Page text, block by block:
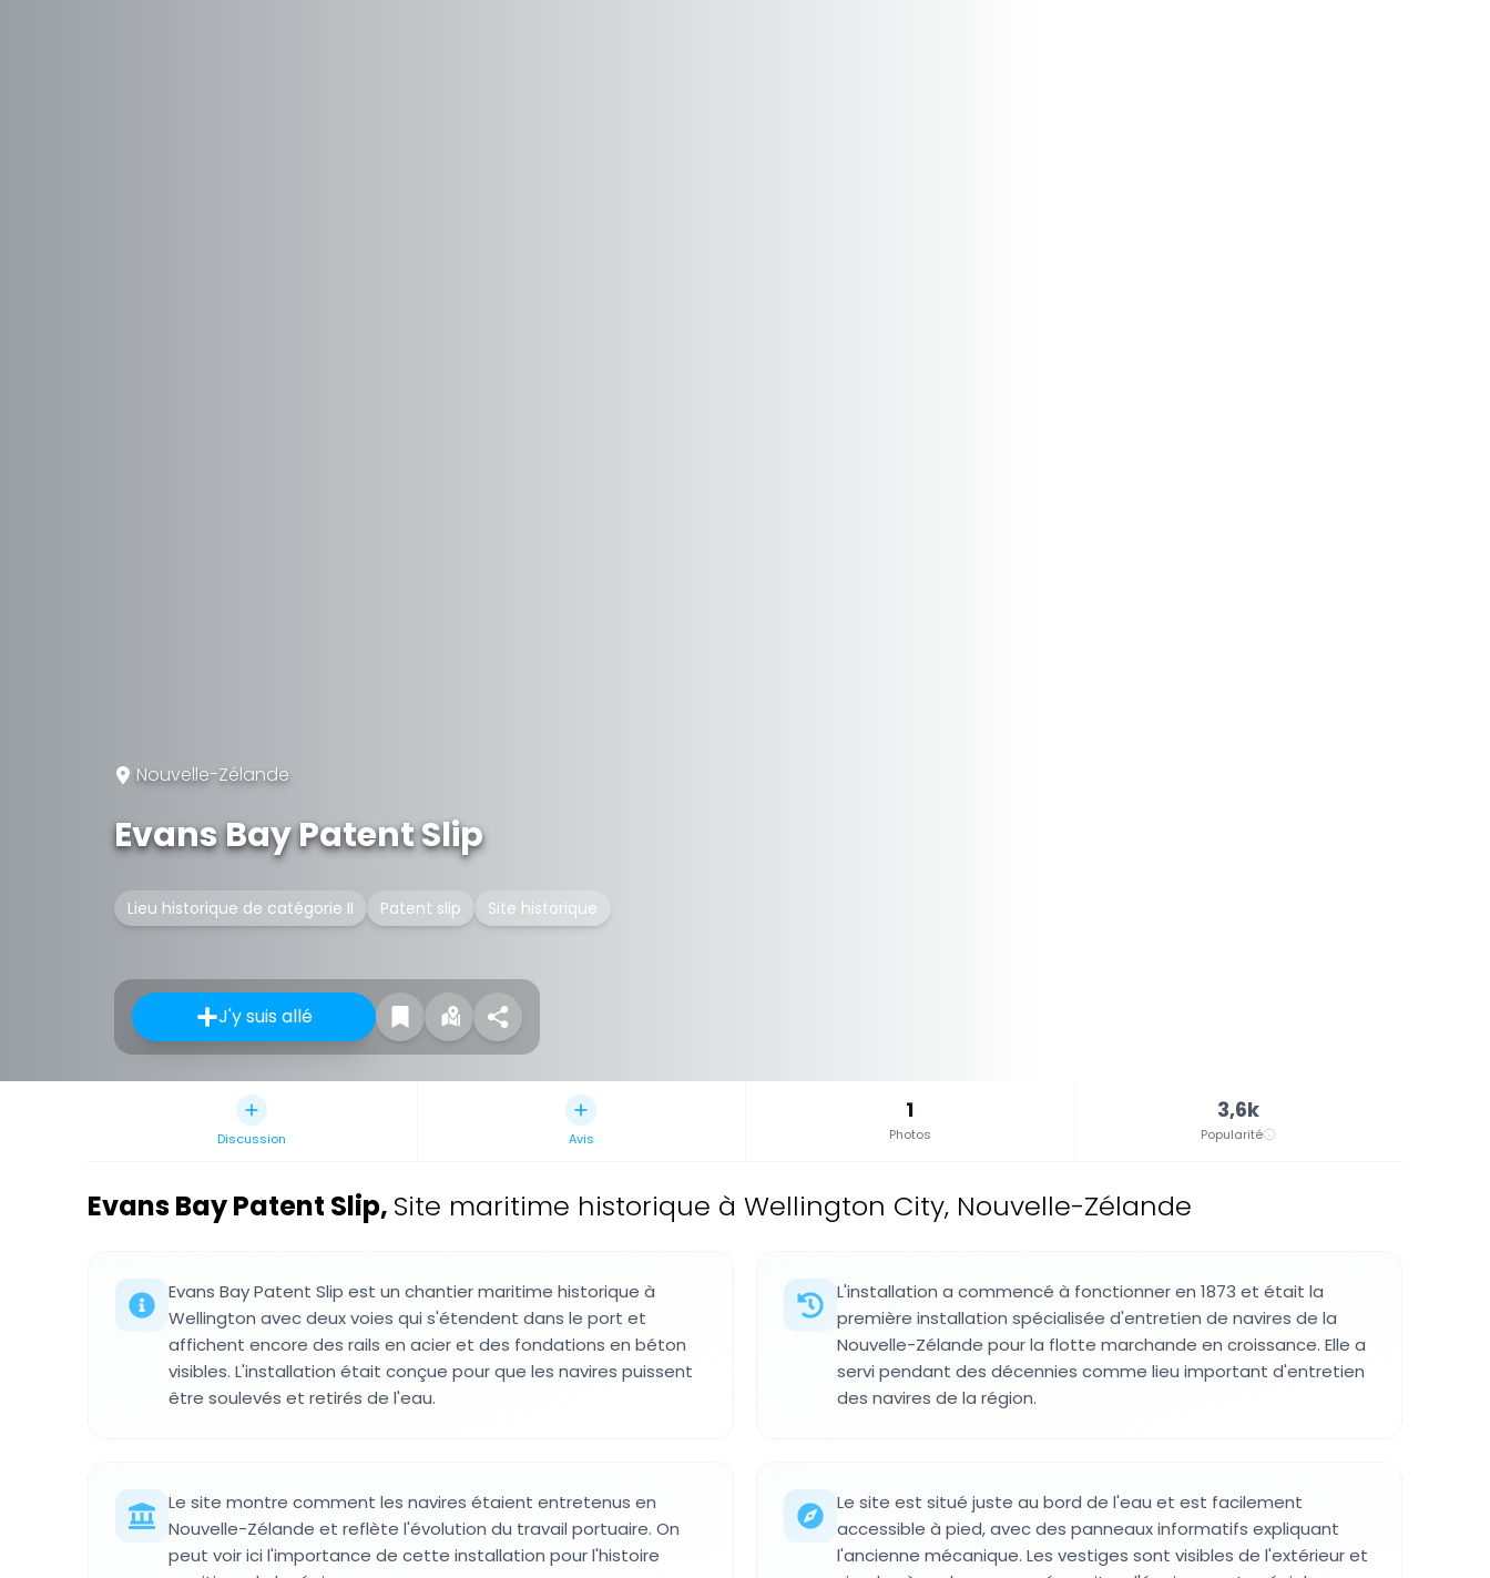
Nouvelle-Zélande
Evans Bay Patent Slip
Lieu historique de catégorie II Patent slip Site historique
J'y suis allé
Discussion Avis
1
Photos
3,6k
Popularité
Evans Bay Patent Slip, Site maritime historique à Wellington City, Nouvelle-Zélande
Evans Bay Patent Slip est un chantier maritime historique à
Wellington avec deux voies qui s'étendent dans le port et
affichent encore des rails en acier et des fondations en béton
visibles. L'installation était conçue pour que les navires puissent
être soulevés et retirés de l'eau.
L'installation a commencé à fonctionner en 1873 et était la
première installation spécialisée d'entretien de navires de la
Nouvelle-Zélande pour la flotte marchande en croissance. Elle a
servi pendant des décennies comme lieu important d'entretien
des navires de la région.
Le site montre comment les navires étaient entretenus en
Nouvelle-Zélande et reflète l'évolution du travail portuaire. On
peut voir ici l'importance de cette installation pour l'histoire
Le site est situé juste au bord de l'eau et est facilement
accessible à pied, avec des panneaux informatifs expliquant
l'ancienne mécanique. Les vestiges sont visibles de l'extérieur et